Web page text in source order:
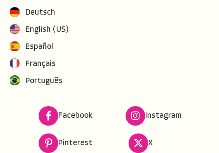
Deutsch
English (US)
Español
Français
Português
Facebook Instagram
Pinterest X